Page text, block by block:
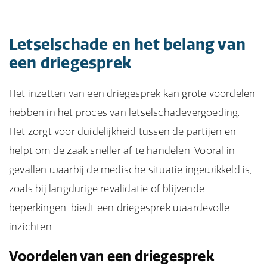
Letselschade en het belang van
een driegesprek
Het inzetten van een driegesprek kan grote voordelen
hebben in het proces van letselschadevergoeding.
Het zorgt voor duidelijkheid tussen de partijen en
helpt om de zaak sneller af te handelen. Vooral in
gevallen waarbij de medische situatie ingewikkeld is,
zoals bij langdurige revalidatie of blijvende
beperkingen, biedt een driegesprek waardevolle
inzichten.
Voordelen van een driegesprek